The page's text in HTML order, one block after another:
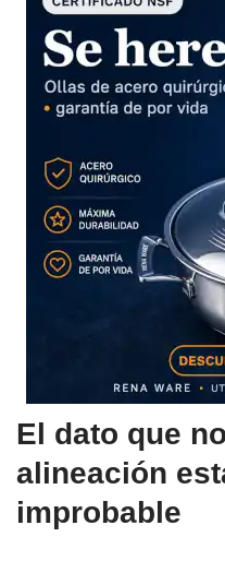
El dato que
alineación
improbable